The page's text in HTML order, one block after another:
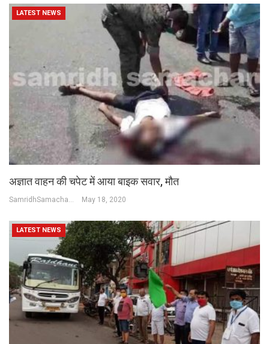
LATEST NEWS
अज्ञात वाहन की चपेट में आया बाइक सवार, मौत
May 18, 2020
LATEST NEWS